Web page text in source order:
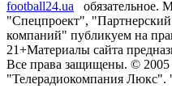
football24.ua
обязательное.
"Спецпроект",
компаний" публикуем на
21+Материалы сайта
Все права защищены. © 2005
"Телерадиокомпания Люкс".